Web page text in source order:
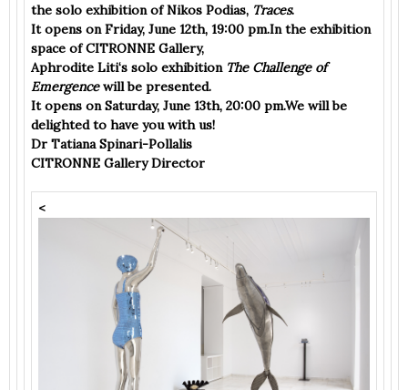
the solo exhibition ofNikos Podias, Traces.
It opens on Friday, June 12th, 19:00 pm.In the exhibition
space of CITRONNE Gallery,
Aphrodite Liti‘s solo exhibition The Challenge of
Emergencewill be presented.
It opens on Saturday, June 13th, 20:00 pm.We will be
delighted to have you with us!
Dr Tatiana Spinari-Pollalis
CITRONNE Gallery Director
<